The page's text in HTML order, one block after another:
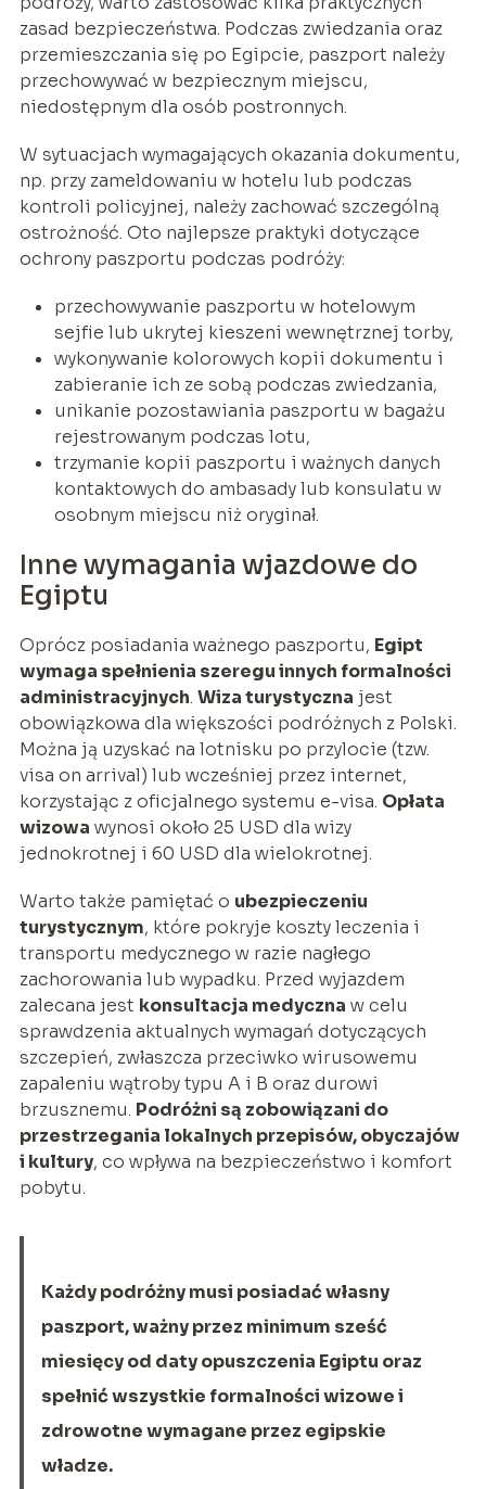
zasad bezpieczeństwa. Podczas zwiedzania oraz
przemieszczania się po Egipcie, paszport należy
przechowywać w bezpiecznym miejscu,
niedostępnym dla osób postronnych.
W sytuacjach wymagających okazania dokumentu,
np. przy zameldowaniu w hotelu lub podczas
kontroli policyjnej, należy zachować szczególną
ostrożność. Oto najlepsze praktyki dotyczące
ochrony paszportu podczas podróży:
przechowywanie paszportu w hotelowym
sejfie lub ukrytej kieszeni wewnętrznej torby,
wykonywanie kolorowych kopii dokumentu i
zabieranie ich ze sobą podczas zwiedzania,
unikanie pozostawiania paszportu w bagażu
rejestrowanym podczas lotu,
trzymanie kopii paszportu i ważnych danych
kontaktowych do ambasady lub konsulatu w
osobnym miejscu niż oryginał.
Inne wymagania wjazdowe do
Egiptu
Oprócz posiadania ważnego paszportu, Egipt
wymaga spełnienia szeregu innych formalności
administracyjnych. Wiza turystyczna jest
obowiązkowa dla większości podróżnych z Polski.
Można ją uzyskać na lotnisku po przylocie (tzw.
visa on arrival) lub wcześniej przez internet,
korzystając z oficjalnego systemu e-visa. Opłata
wizowa wynosi około 25 USD dla wizy
jednokrotnej i 60 USD dla wielokrotnej.
Warto także pamiętać o ubezpieczeniu
turystycznym, które pokryje koszty leczenia i
transportu medycznego w razie nagłego
zachorowania lub wypadku. Przed wyjazdem
zalecana jest konsultacja medyczna w celu
sprawdzenia aktualnych wymagań dotyczących
szczepień, zwłaszcza przeciwko wirusowemu
zapaleniu wątroby typu A i B oraz durowi
brzusznemu. Podróżni są zobowiązani do
przestrzegania lokalnych przepisów, obyczajów
i kultury, co wpływa na bezpieczeństwo i komfort
pobytu.
Każdy podróżny musi posiadać własny
paszport, ważny przez minimum sześć
miesięcy od daty opuszczenia Egiptu oraz
spełnić wszystkie formalności wizowe i
zdrowotne wymagane przez egipskie
władze.